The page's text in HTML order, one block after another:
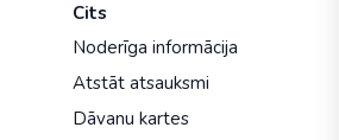
Cits
Noderīga informācija
Atstāt atsauksmi
Dāvanu kartes